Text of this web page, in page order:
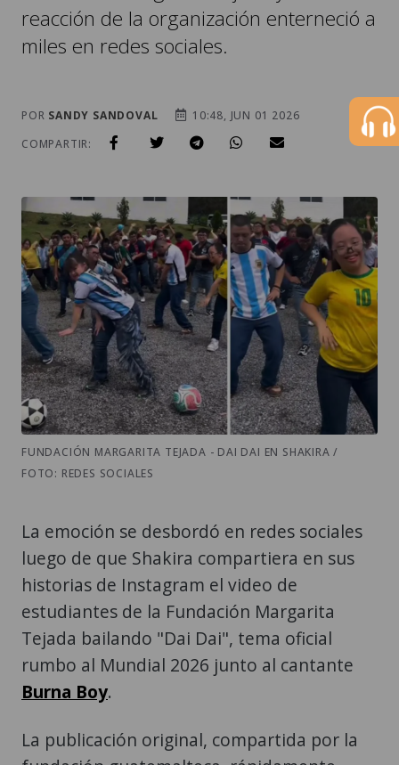
reacción de la organización enterneció a
miles en redes sociales.
POR SANDY SANDOVAL
10:48, JUN 01 2026
COMPARTIR:
FUNDACIÓN MARGARITA TEJADA - DAI DAI EN SHAKIRA /
FOTO: REDES SOCIALES
La emoción se desbordó en redes sociales
luego de que Shakira compartiera en sus
historias de Instagram el video de
estudiantes de la Fundación Margarita
Tejada bailando "Dai Dai", tema oficial
rumbo al Mundial 2026 junto al cantante
Burna Boy.
La publicación original, compartida por la